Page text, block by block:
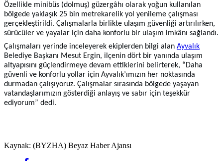
Özellikle minibüs (dolmuş) güzergâhı olarak yoğun kullanılan
bölgede yaklaşık 25 bin metrekarelik yol yenileme çalışması
gerçekleştirildi. Çalışmalarla birlikte ulaşım güvenliği artırılırken,
sürücüler ve yayalar için daha konforlu bir ulaşım imkânı sağlandı.
Çalışmaları yerinde inceleyerek ekiplerden bilgi alan Ayvalık
Belediye Başkanı Mesut Ergin, ilçenin dört bir yanında ulaşım
altyapısını güçlendirmeye devam ettiklerini belirterek, “Daha
güvenli ve konforlu yollar için Ayvalık’ımızın her noktasında
durmadan çalışıyoruz. Çalışmalar sırasında bölgede yaşayan
vatandaşlarımızın gösterdiği anlayış ve sabır için teşekkür
ediyorum” dedi.
Kaynak: (BYZHA) Beyaz Haber Ajansı